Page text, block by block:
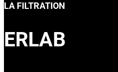
LA FILTRATION
ERLAB